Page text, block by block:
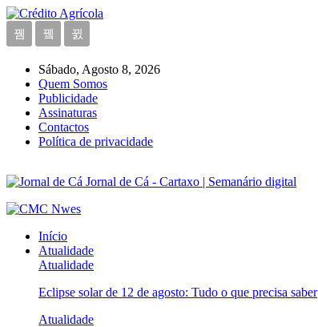
Sábado, Agosto 8, 2026
Quem Somos
Publicidade
Assinaturas
Contactos
Política de privacidade
Jornal de Cá - Cartaxo | Semanário digital
Início
Atualidade
Atualidade
Eclipse solar de 12 de agosto: Tudo o que precisa saber
Atualidade